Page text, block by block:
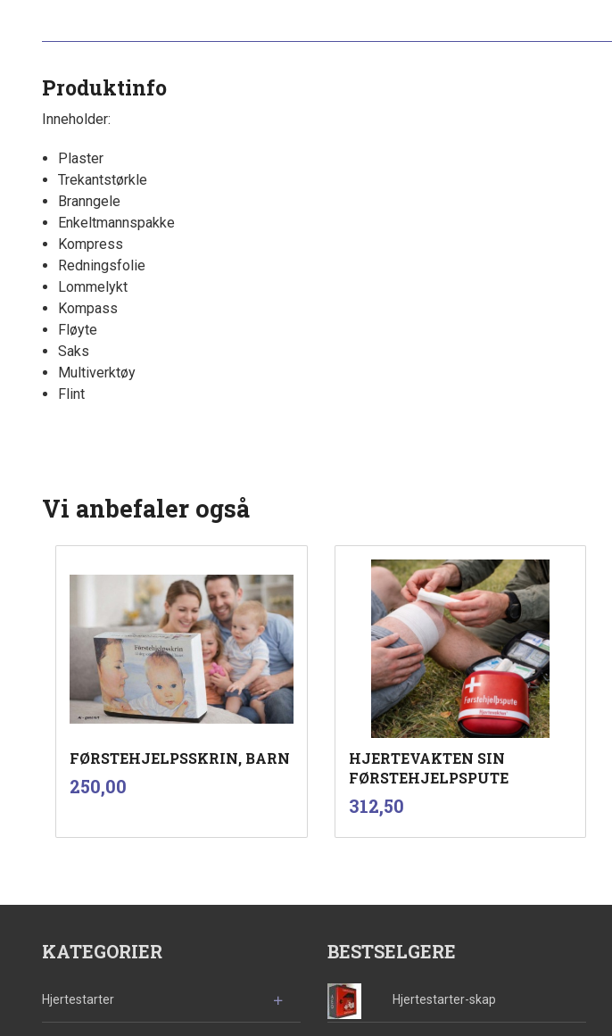
Produktinfo
Inneholder:
Plaster
Trekantstørkle
Branngele
Enkeltmannspakke
Kompress
Redningsfolie
Lommelykt
Kompass
Fløyte
Saks
Multiverktøy
Flint
Vi anbefaler også
FØRSTEHJELPSSKRIN, BARN
Pris
250,00
HJERTEVAKTEN SIN
FØRSTEHJELPSPUTE
Pris
312,50mva.
KATEGORIER
Hjertestarter
BESTSELGERE
Hjertestarter-skap